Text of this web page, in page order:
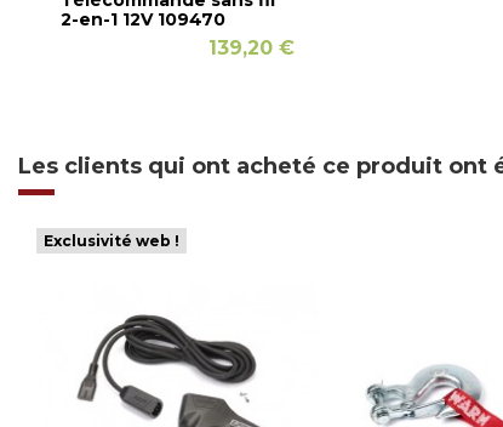
2-en-1 12V 109470
139,20 €
Les clients qui ont acheté ce produit ont
Exclusivité web !